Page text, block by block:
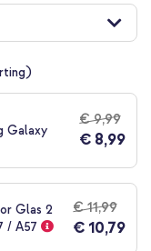
Galaxy
€ 9,99
€ 8,99
Glas 2
/ A57
€ 11,99
€ 10,79